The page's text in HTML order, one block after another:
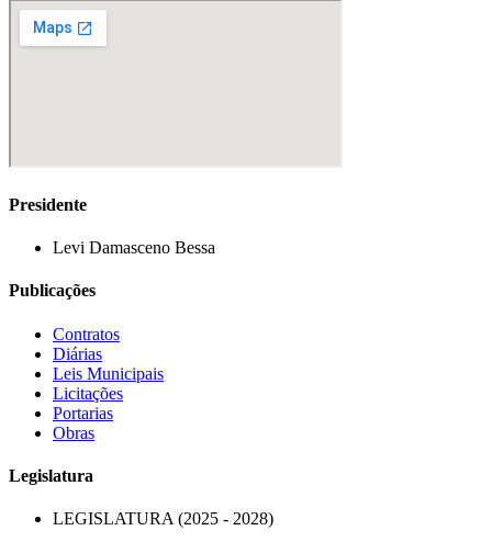
Presidente
Levi Damasceno Bessa
Publicações
Contratos
Diárias
Leis Municipais
Licitações
Portarias
Obras
Legislatura
LEGISLATURA (2025 - 2028)